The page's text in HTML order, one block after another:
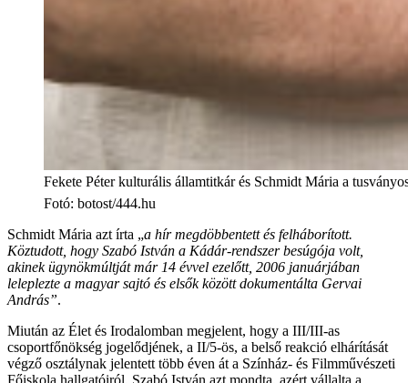
Fekete Péter kulturális államtitkár és Schmidt Mária a
Fotó: botost/444.hu
Schmidt Mária azt írta „a hír megdöbbentett és felháborított.
Köztudott, hogy Szabó István a Kádár-rendszer besúgója volt,
akinek ügynökmúltját már 14 évvel ezelőtt, 2006 januárjában
leleplezte a magyar sajtó és elsők között dokumentálta Gervai
András”.
Miután az Élet és Irodalomban megjelent, hogy a III/III-as
csoportfőnökség jogelődjének, a II/5-ös, a belső reakció elhárítását
végző osztálynak jelentett több éven át a Színház- és Filmművészeti
Főiskola hallgatóiról, Szabó István azt mondta, azért vállalta a